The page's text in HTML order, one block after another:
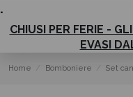
.
CHIUSI PER FERIE -
EVASI
Home Bomboniere Set